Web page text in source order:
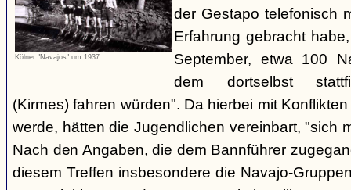
Kölner "Navajos" um 1937
der Gestapo telefonisch
Erfahrung gebracht
September, etwa 100
dem dortselbst
(Kirmes) fahren würden". Da hierbei mit
werde, hätten die Jugendlichen vereinbart, "sich
Nach den Angaben, die dem Bannführer
diesem Treffen insbesondere die Navajo-